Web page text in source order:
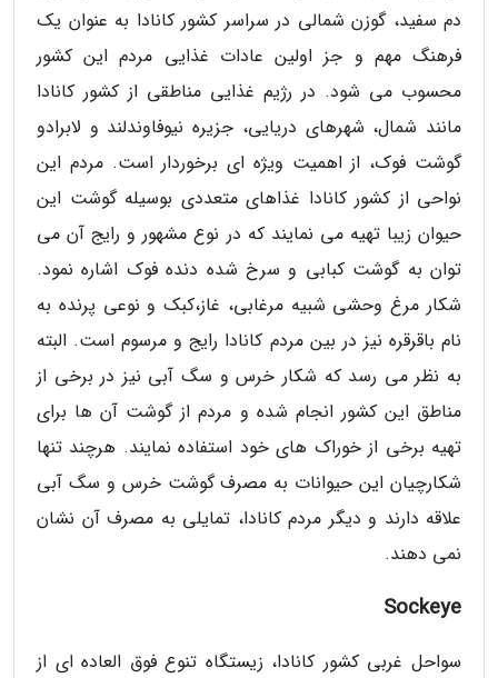
دم سفید، گوزن شمالی در سراسر کشور کانادا به عنوان یک
فرهنگ مهم و جز اولین عادات غذایی مردم این کشور
محسوب می شود. در رژیم غذایی مناطقی از کشور کانادا
مانند شمال، شهرهای دریایی، جزیره نیوفاوندلند و لابرادو
گوشت فوک، از اهمیت ویژه ای برخوردار است. مردم این
نواحی از کشور کانادا غذاهای متعددی بوسیله گوشت این
حیوان زیبا تهیه می نمایند که در نوع مشهور و رایج آن می
توان به گوشت کبابی و سرخ شده دنده فوک اشاره نمود.
شکار مرغ وحشی شبیه مرغابی، غاز،کبک و نوعی پرنده به
نام باقرقره نیز در بین مردم کانادا رایج و مرسوم است. البته
به نظر می رسد که شکار خرس و سگ آبی نیز در برخی از
مناطق این کشور انجام شده و مردم از گوشت آن ها برای
تهیه برخی از خوراک های خود استفاده نمایند. هرچند تنها
شکارچیان این حیوانات به مصرف گوشت خرس و سگ آبی
علاقه دارند و دیگر مردم کانادا، تمایلی به مصرف آن نشان
نمی دهند.
Sockeye
سواحل غربی کشور کانادا، زیستگاه تنوع فوق العاده ای از